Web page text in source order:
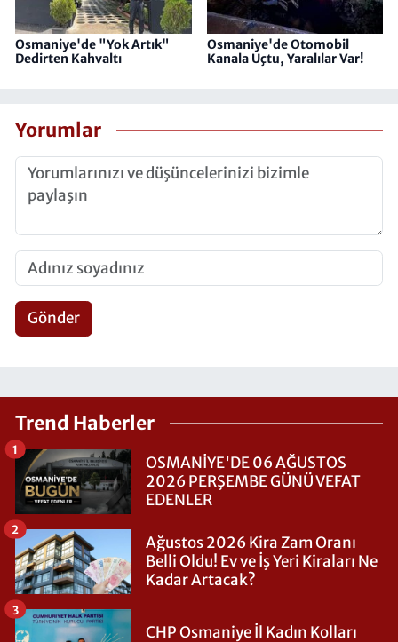
Osmaniye'de "Yok Artık"
Dedirten Kahvaltı
Osmaniye'de Otomobil
Kanala Uçtu, Yaralılar Var!
Yorumlar
Gönder
Trend Haberler
OSMANİYE'DE 06 AĞUSTOS
2026 PERŞEMBE GÜNÜ VEFAT
EDENLER
1
Ağustos 2026 Kira Zam Oranı
Belli Oldu! Ev ve İş Yeri Kiraları Ne
Kadar Artacak?
2
CHP Osmaniye İl Kadın Kolları
3